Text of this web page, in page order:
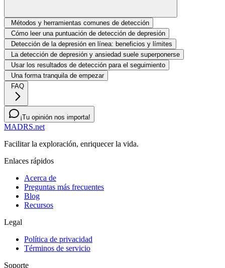
Métodos y herramientas comunes de detección
Cómo leer una puntuación de detección de depresión
Detección de la depresión en línea: beneficios y límites
La detección de depresión y ansiedad suele superponerse
Usar los resultados de detección para el seguimiento
Una forma tranquila de empezar
FAQ
¡Tu opinión nos importa!
MADRS.net
Facilitar la exploración, enriquecer la vida.
Enlaces rápidos
Acerca de
Preguntas más frecuentes
Blog
Recursos
Legal
Política de privacidad
Términos de servicio
Soporte